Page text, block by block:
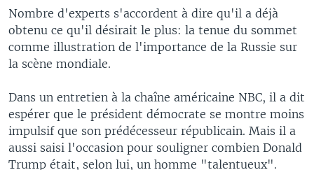
Nombre d'experts s'accordent à dire qu'il a déjà
obtenu ce qu'il désirait le plus: la tenue du sommet
comme illustration de l'importance de la Russie sur
la scène mondiale.
Dans un entretien à la chaîne américaine NBC, il a dit
espérer que le président démocrate se montre moins
impulsif que son prédécesseur républicain. Mais il a
aussi saisi l'occasion pour souligner combien Donald
Trump était, selon lui, un homme "talentueux".